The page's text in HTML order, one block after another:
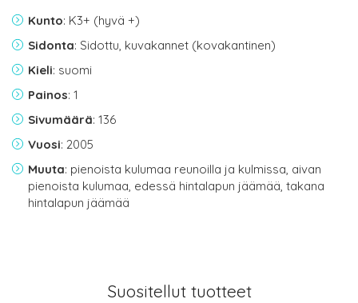
Kunto: K3+ (hyvä +)
Sidonta: Sidottu, kuvakannet (kovakantinen)
Kieli: suomi
Painos: 1
Sivumäärä: 136
Vuosi: 2005
Muuta: pienoista kulumaa reunoilla ja kulmissa, aivan
pienoista kulumaa, edessä hintalapun jäämää, takana
hintalapun jäämää
Suositellut tuotteet